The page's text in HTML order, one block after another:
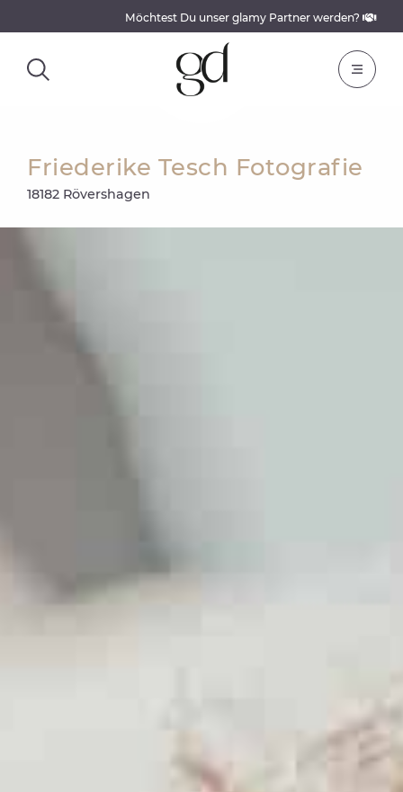
Möchtest Du unser glamy Partner werden?
Friederike Tesch Fotografie
18182 Rövershagen